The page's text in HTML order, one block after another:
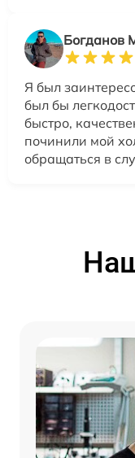
Богданов
Я был
был бы
быстро,
починили мой
обращаться в